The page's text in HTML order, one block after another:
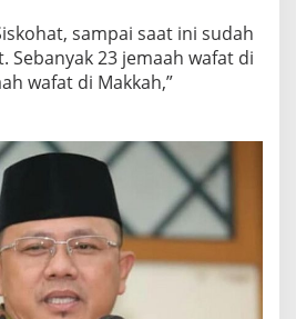
U
A
N
A
sampai saat ini sudah
Sebanyak 23 jemaah wafat di
wafat di Makkah,”